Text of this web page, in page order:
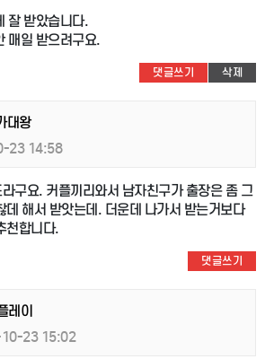
잘 받았습니다.
매일 받으려구요.
댓글쓰기 삭제
대왕
23 14:58
구요. 커플끼리와서 남자친구가 출장은 좀 그
데 해서 받앗는데. 더운데 나가서 받는거보다
천합니다.
댓글쓰기
레이
23 15:02